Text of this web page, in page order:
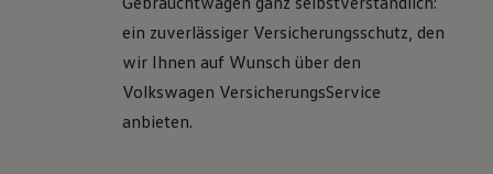
ein zuverlässiger Versicherungsschutz, den
wir Ihnen auf Wunsch über den
Volkswagen VersicherungsService
anbieten.